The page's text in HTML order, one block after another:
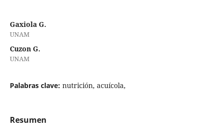
Gaxiola G.
UNAM
Cuzon G.
UNAM
Palabras clave: nutrición, acuícola,
Resumen